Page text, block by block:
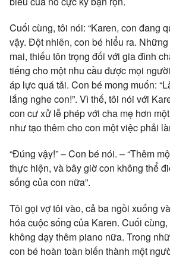
Cuối cùng, tôi nói: “Karen, con đang
vậy. Đột nhiên, con bé hiểu ra.
mai, thiếu tôn trọng đối với gia đình
tiếng cho một nhu cầu được mọi
áp lực quá tải. Con bé mong muốn:
lắng nghe con!”. Vì thế, tôi nói với
con cư xử lễ phép với cha mẹ hơn
như tạo thêm cho con một việc phải
“Đúng vậy!” – Con bé nói. – “Thêm
thực hiện, và bây giờ con không thể
sống của con nữa”.
Tôi gọi vợ tôi vào, cả ba ngồi xuống
hóa cuộc sống của Karen. Cuối
không dạy thêm piano nữa. Trong
con bé hoàn toàn biến thành một